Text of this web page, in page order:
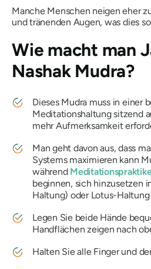
Manche Menschen neigen eher
und tränenden Augen, was dies
Wie macht man
Nashak Mudra?
Dieses Mudra muss in einer
Meditationshaltung sitzend
mehrAufmerksamkeit
Man geht davon aus, dass
Systems maximieren kann
während
beginnen, sich hinzusetzen
Haltung) oder Lotus-Haltung
Legen Sie beide Hände
Handflächen zeigen nach
Halten Sie alle Finger und